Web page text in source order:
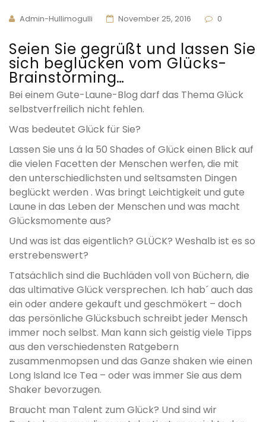
Admin-Hullimogulli November 25, 2016 0
Seien Sie gegrüßt und lassen Sie
sich beglücken vom Glücks-
Brainstorming…
Bei einem Gute-Laune-Blog darf das Thema Glück
selbstverfreilich nicht fehlen.
Was bedeutet Glück für Sie?
Lassen Sie uns á la 50 Shades of Glück einen Blick auf
die vielen Facetten der Menschen werfen, die mit
den unterschiedlichsten und seltsamsten Dingen
beglückt werden . Was bringt Leichtigkeit und gute
Laune in das Leben der Menschen und was macht
Glücksmomente aus?
Und was ist das eigentlich? GLÜCK? Weshalb ist es so
erstrebenswert?
Tatsächlich sind die Buchläden voll von Büchern, die
das ultimative Glück versprechen. Ich hab´ auch das
ein oder andere gekauft und geschmökert – doch
das persönliche Glücksbuch schreibt jeder Mensch
immer noch selbst. Man kann sich geistig viele Tipps
aus den verschiedensten Ratgebern
zusammenmopsen und das Ganze shaken wie einen
Long Island Ice Tea – oder was immer Sie aus dem
Shaker bevorzugen.
Braucht man Talent zum Glück? Und sind wir